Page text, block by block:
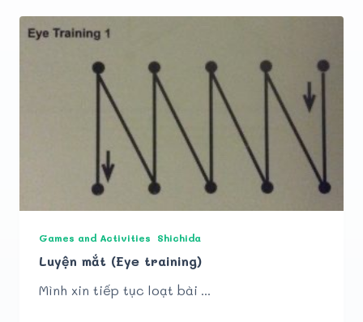
Games and Activities Shichida
Luyện mắt (Eye training)
Mình xin tiếp tục loạt bài ...